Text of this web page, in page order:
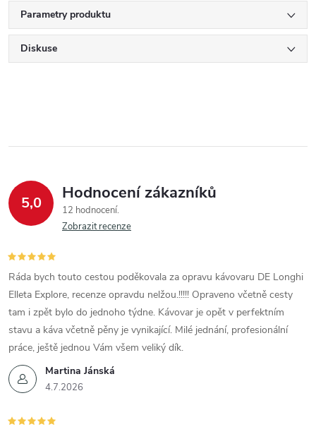
Parametry produktu
Diskuse
5,0 Hodnocení zákazníků
12 hodnocení
Zobrazit recenze
Martina Jánská
4.7.2026
Ráda bych touto cestou poděkovala za opravu kávovaru DE Longhi
Elleta Explore, recenze opravdu nelžou.!!!!! Opraveno včetně cesty
tam i zpět bylo do jednoho týdne. Kávovar je opět v perfektním
stavu a káva včetně pěny je vynikající. Milé jednání, profesionální
práce, ještě jednou Vám všem veliký dík.